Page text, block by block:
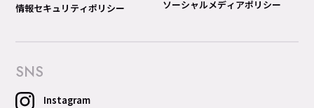
情報セキュリティポリシー
ソーシャルメディアポリシー
SNS
Instagram